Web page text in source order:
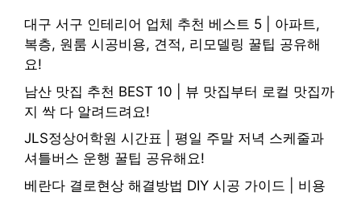
대구 서구 인테리어 업체 추천 베스트 5 | 아파트,
복층, 원룸 시공비용, 견적, 리모델링 꿀팁 공유해
요!
남산 맛집 추천 BEST 10 | 뷰 맛집부터 로컬 맛집까
지 싹 다 알려드려요!
JLS정상어학원 시간표 | 평일 주말 저녁 스케줄과
셔틀버스 운행 꿀팁 공유해요!
베란다 결로현상 해결방법 DIY 시공 가이드 | 비용